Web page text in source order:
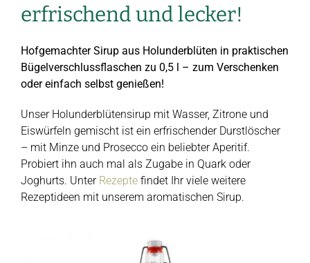
erfrischend und lecker!
Hofgemachter Sirup aus Holunderblüten in praktischen
Bügelverschlussflaschen zu 0,5 l – zum Verschenken
oder einfach selbst genießen!
Unser Holunderblütensirup mit Wasser, Zitrone und
Eiswürfeln gemischt ist ein erfrischender Durstlöscher
– mit Minze und Prosecco ein beliebter Aperitif.
Probiert ihn auch mal als Zugabe in Quark oder
Joghurts. Unter Rezepte findet Ihr viele weitere
Rezeptideen mit unserem aromatischen Sirup.